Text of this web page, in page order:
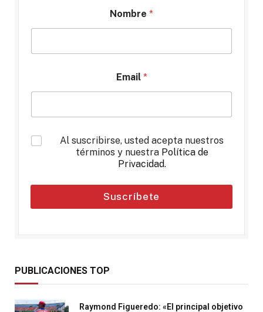
Nombre *
Email *
*
Al suscribirse, usted acepta nuestros
términos y nuestra Política de
Privacidad.
Suscríbete
PUBLICACIONES TOP
Raymond Figueredo: «El principal objetivo